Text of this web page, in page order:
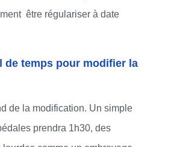
être régulariser à date
de temps pour modifier la
de la modification. Un simple
prendra 1h30, des